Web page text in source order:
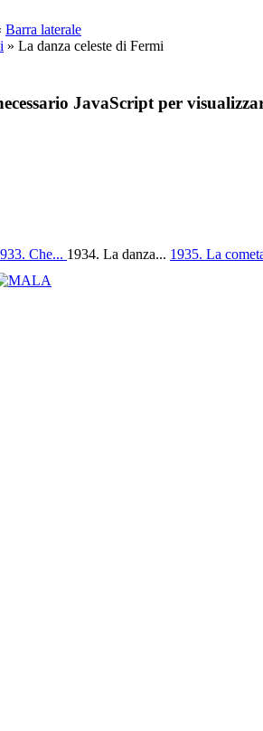
Barra laterale
» La danza celeste di Fermi
JavaScript per
Che... 1934. La danza... 1935. La